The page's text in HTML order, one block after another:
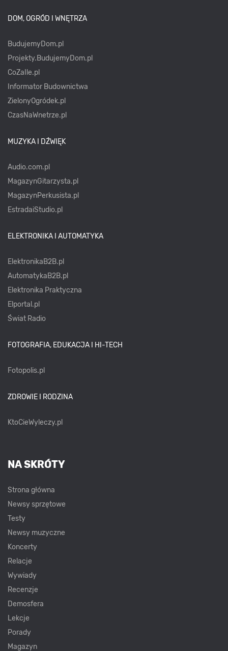
DOM, OGRÓD I WNĘTRZA
BudujemyDom.pl
Projekty.BudujemyDom.pl
CoZaIle.pl
Informator Budownictwa
ZielonyOgródek.pl
CzasNaWnetrze.pl
MUZYKA I DŹWIĘK
Audio.com.pl
MagazynGitarzysta.pl
MagazynPerkusista.pl
EstradaiStudio.pl
ELEKTRONIKA I AUTOMATYKA
ElektronikaB2B.pl
AutomatykaB2B.pl
Elektronika Praktyczna
Elportal.pl
Świat Radio
FOTOGRAFIA, EDUKACJA I HI-TECH
Fotopolis.pl
ZDROWIE I RODZINA
KtoCieWyleczy.pl
NA SKRÓTY
Strona główna
Newsy sprzętowe
Testy
Newsy muzyczne
Koncerty
Relacje
Wywiady
Recenzje
Demosfera
Lekcje
Porady
Magazyn